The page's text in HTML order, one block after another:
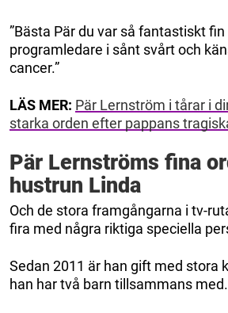
”Bästa Pär du var så fantastiskt
programledare i sånt svårt och
cancer.”
LÄS MER: Pär Lernström i tårar i
starka orden efter pappans
Pär Lernströms fina
hustrun Linda
Och de stora framgångarna i tv-
fira med några riktiga speciella
Sedan 2011 är han gift med stora
han har två barn tillsammans med.